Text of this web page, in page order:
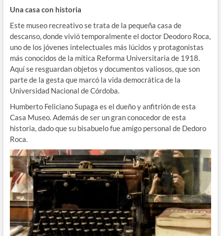
Una casa con historia
Este museo recreativo se trata de la pequeña casa de
descanso, donde vivió temporalmente el doctor Deodoro Roca,
uno de los jóvenes intelectuales más lúcidos y protagonistas
más conocidos de la mítica Reforma Universitaria de 1918.
Aquí se resguardan objetos y documentos valiosos, que son
parte de la gesta que marcó la vida democrática de la
Universidad Nacional de Córdoba.
Humberto Feliciano Supaga es el dueño y anfitrión de esta
Casa Museo. Además de ser un gran conocedor de esta
historia, dado que su bisabuelo fue amigo personal de Dedoro
Roca.